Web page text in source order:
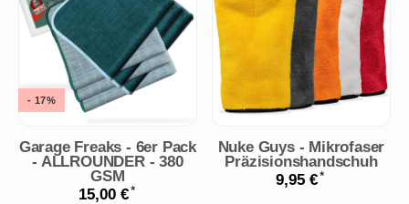
- 17%
Garage Freaks - 6er Pack
- ALLROUNDER - 380
GSM
15,00 €*
Nuke Guys - Mikrofaser
Präzisionshandschuh
9,95 €*